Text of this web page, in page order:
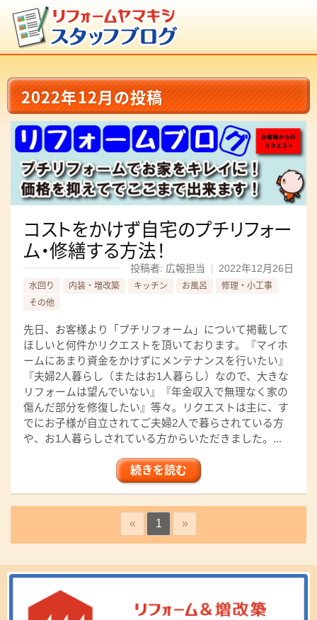
2022年12月の投稿
コストをかけず自宅のプチリフォー
ム・修繕する方法！
投稿者: 広報担当 | 2022年12月26日
水回り 内装・増改築 キッチン お風呂
修理・小工事
その他
先日、お客様より「プチリフォーム」について掲載して
ほしいと何件かリクエストを頂いております。『マイホ
ームにあまり資金をかけずにメンテナンスを行いたい』
『夫婦2人暮らし（またはお1人暮らし）なので、大きな
リフォームは望んでいない』『年金収入で無理なく家の
傷んだ部分を修復したい』等々。リクエストは主に、す
でにお子様が自立されてご夫婦2人で暮らされている方
や、お1人暮らしされている方からいただきました。...
続きを読む
« 1 »